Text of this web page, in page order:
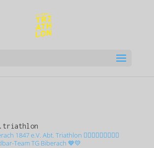
1847 e.V. Abt. Triathlon 🏊🏻‍♂️🚴🏻‍♂️🏃🏼‍♂️
Team TG Biberach 💙💛